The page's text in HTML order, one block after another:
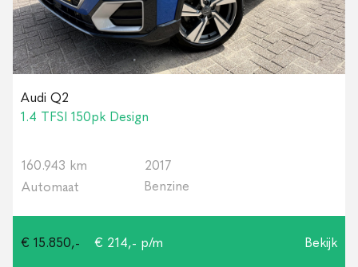
Audi Q2
1.4 TFSI 150pk Design
160.943 km
2017
Automaat
Benzine
€ 15.850,- € 214,- p/m Bekijk